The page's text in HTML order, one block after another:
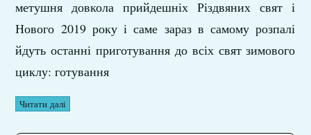
метушня довкола прийдешніх Різдвяних свят і
Нового 2019 року і саме зараз в самому розпалі
йдуть останні приготування до всіх свят зимового
циклу: готування
Читати далі